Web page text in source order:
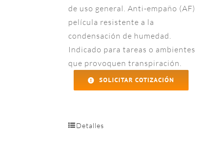
de uso general. Anti-empaño (AF)
película resistente a la
condensación de humedad.
Indicado para tareas o ambientes
que provoquen transpiración.
SOLICITAR COTIZACIÓN
Detalles